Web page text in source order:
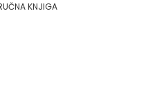
KNJIGA